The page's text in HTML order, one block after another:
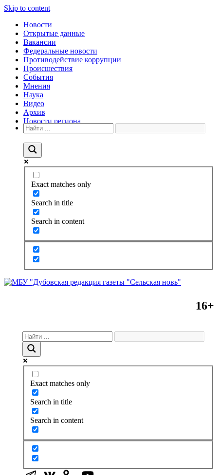
Skip to content
Новости
Открытые данные
Вакансии
Федеральные новости
Противодействие коррупции
Происшествия
События
Мнения
Наука
Видео
Архив
Новости региона
Exact matches only
Search in title
Search in content
16+
Exact matches only
Search in title
Search in content